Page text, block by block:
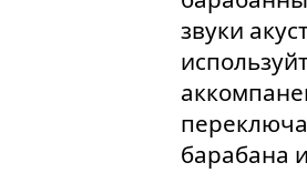
звуки
барабана